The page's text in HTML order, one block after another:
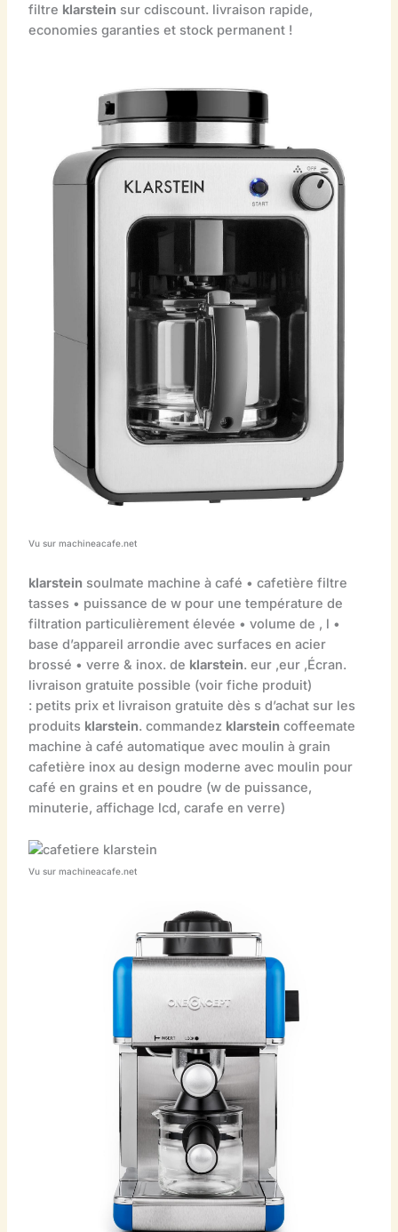
filtre klarstein sur cdiscount. livraison rapide,
economies garanties et stock permanent !
Vu sur machineacafe.net
klarstein soulmate machine à café • cafetière filtre
tasses • puissance de w pour une température de
filtration particulièrement élevée • volume de , l •
base d’appareil arrondie avec surfaces en acier
brossé • verre & inox. de klarstein. eur ,eur ,Écran.
livraison gratuite possible (voir fiche produit)
: petits prix et livraison gratuite dès s d’achat sur les
produits klarstein. commandez klarstein coffeemate
machine à café automatique avec moulin à grain
cafetière inox au design moderne avec moulin pour
café en grains et en poudre (w de puissance,
minuterie, affichage lcd, carafe en verre)
Vu sur machineacafe.net